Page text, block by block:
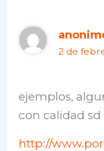
2 de
ejemplos,
con calidad sd
http://